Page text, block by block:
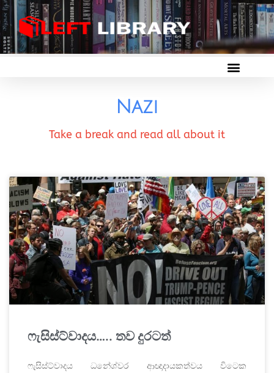
Nazi
Take a break and read all about it
ෆැසිස්ට්වාදය….. තව දුරටත්
ෆැසිස්ට්වාදය ධනේශ්වර ආඥාදායකත්වය විටෙක